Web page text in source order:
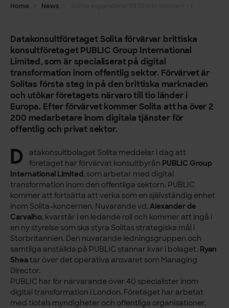
Home News
Datakonsultföretaget Solita förvärvar brittiska
konsultföretaget PUBLIC Group International
Limited, som är specialiserat på digital
transformation inom offentlig sektor. Förvärvet är
Solitas första steg in på den brittiska marknaden
och utökar företagets närvaro till tio länder i
Europa. Efter förvärvet kommer Solita att ha över 2
200 medarbetare inom digitala tjänster för
offentlig och privat sektor.
D
atakonsultbolaget Solita meddelar i dag att
företaget har förvärvat konsultbyrån PUBLIC Group
International Limited, som arbetar med digital
transformation inom den offentliga sektorn. PUBLIC
kommer att fortsätta att verka som en självständig enhet
inom Solita-koncernen. Nuvarande vd,Alexander de
Carvalho, kvarstår i en ledande roll och kommer att ingå i
en ny styrelse som ska styra Solitas strategiska mål i
Storbritannien. Den nuvarande ledningsgruppen och
samtliga anställda på PUBLIC stannar kvar i bolaget. Ryan
Sheatar över det operativa ansvaret som Managing
Director.
PUBLIC har för närvarande över 40 specialister inom
digital transformation i London. Företaget har arbetat
med tiotals myndigheter och offentliga organisationer,